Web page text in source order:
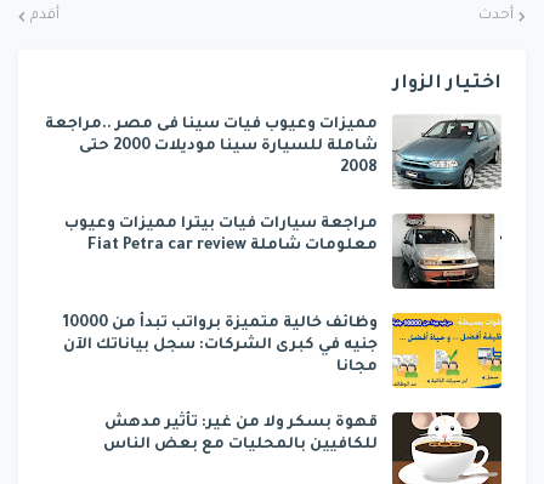
أحدث أقدم
اختيار الزوار
مميزات وعيوب فيات سينا فى مصر ..مراجعة
شاملة للسيارة سينا موديلات 2000 حتى
2008
مراجعة سيارات فيات بيترا مميزات وعيوب
معلومات شاملة Fiat Petra car review
وظائف خالية متميزة برواتب تبدأ من 10000
جنيه في كبرى الشركات: سجل بياناتك الآن
مجانا
قهوة بسكر ولا من غير: تأثير مدهش
للكافيين بالمحليات مع بعض الناس